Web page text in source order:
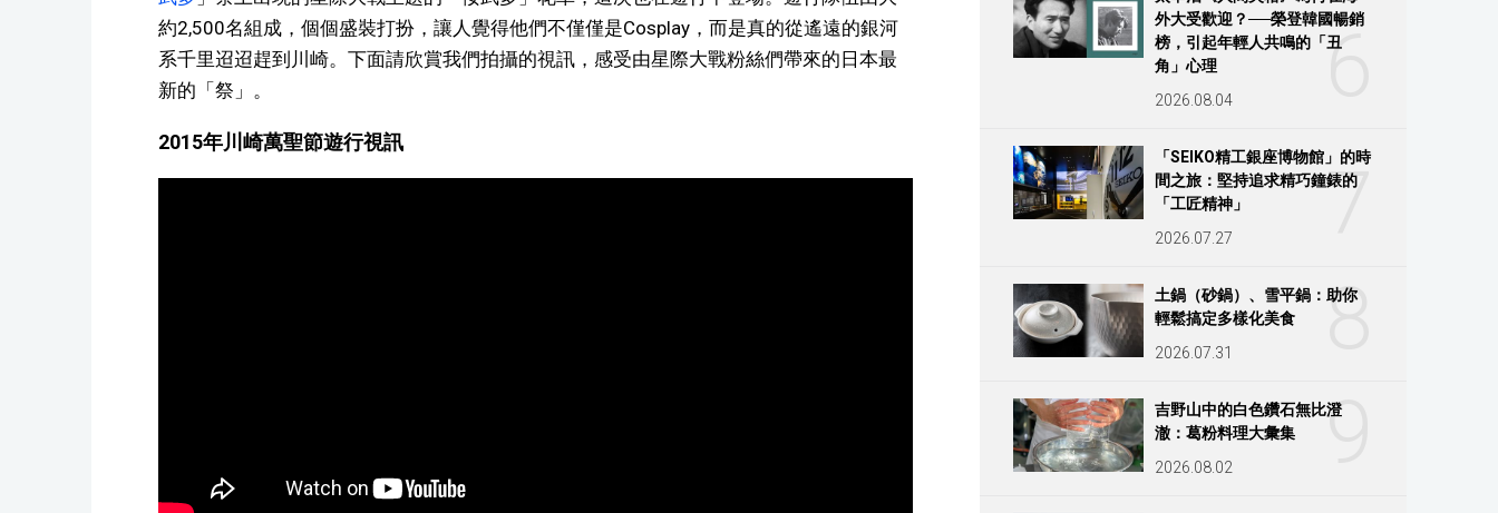
約2,500名組成，個個盛裝打扮，讓人覺得他們不僅僅是Cosplay，而是真的從遙遠的銀河
系千里迢迢趕到川崎。下面請欣賞我們拍攝的視訊，感受由星際大戰粉絲們帶來的日本最
新的「祭」。
2015年川崎萬聖節遊行視訊
6
外大受歡迎？──榮登韓國暢銷
榜，引起年輕人共鳴的「丑
角」心理
2026.08.04
7
「SEIKO精工銀座博物館」的時
間之旅：堅持追求精巧鐘錶的
「工匠精神」
2026.07.27
8
土鍋（砂鍋）、雪平鍋：助你
輕鬆搞定多樣化美食
2026.07.31
9
吉野山中的白色鑽石無比澄
澈：葛粉料理大彙集
2026.08.02